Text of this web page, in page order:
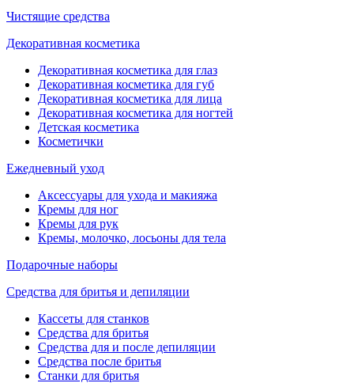
Чистящие средства
Декоративная косметика
Декоративная косметика для глаз
Декоративная косметика для губ
Декоративная косметика для лица
Декоративная косметика для ногтей
Детская косметика
Косметички
Ежедневный уход
Аксессуары для ухода и макияжа
Кремы для ног
Кремы для рук
Кремы, молочко, лосьоны для тела
Подарочные наборы
Средства для бритья и депиляции
Кассеты для станков
Средства для бритья
Средства для и после депиляции
Средства после бритья
Станки для бритья